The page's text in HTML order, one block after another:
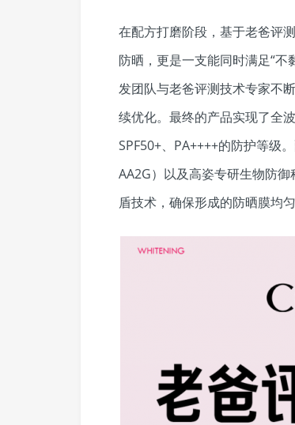
在配方打磨阶段，基于老爸评
防晒，更是一支能同时满足“
发团队与老爸评测技术专家不
续优化。最终的产品实现了全
SPF50+、PA++++的防护等级
AA2G）以及高姿专研生物防
盾技术，确保形成的防晒膜均